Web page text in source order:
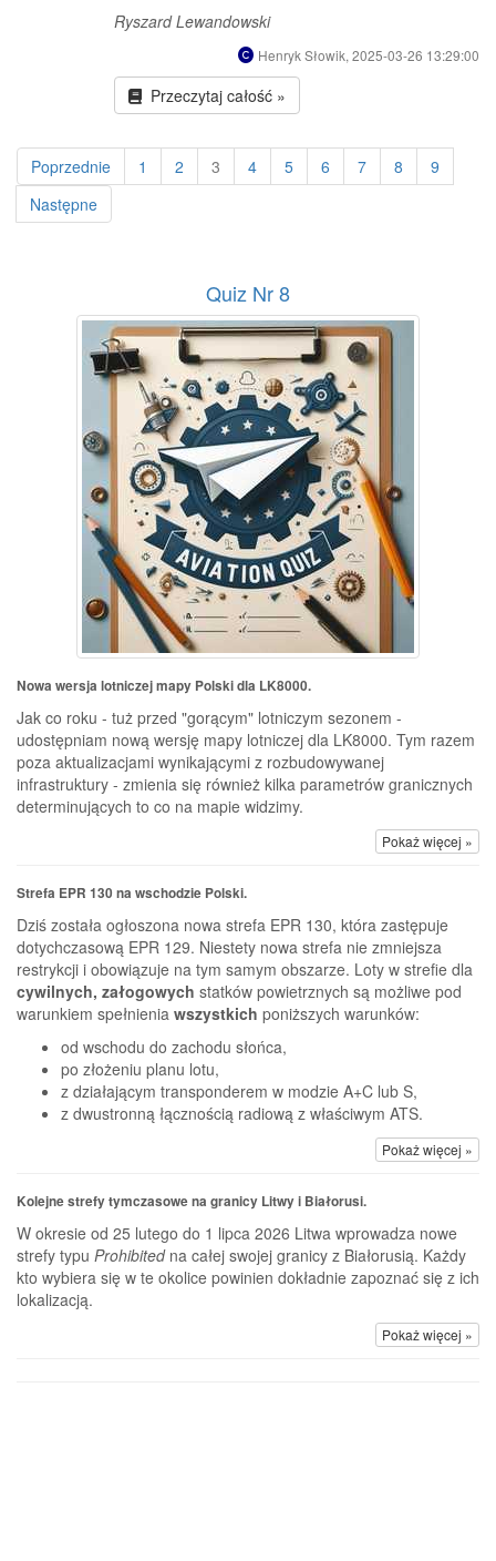
Ryszard Lewandowski
Henryk Słowik, 2025-03-26 13:29:00
Przeczytaj całość »
Poprzednie 1 2 3 4 5 6 7 8
9
Następne
Quiz Nr 8
Nowa wersja lotniczej mapy Polski dla LK8000.
Jak co roku - tuż przed "gorącym" lotniczym sezonem -
udostępniam nową wersję mapy lotniczej dla LK8000. Tym razem
poza aktualizacjami wynikającymi z rozbudowywanej
infrastruktury - zmienia się również kilka parametrów granicznych
determinujących to co na mapie widzimy.
Pokaż więcej »
Strefa EPR 130 na wschodzie Polski.
Dziś została ogłoszona nowa strefa EPR 130, która zastępuje
dotychczasową EPR 129. Niestety nowa strefa nie zmniejsza
restrykcji i obowiązuje na tym samym obszarze. Loty w strefie dla
cywilnych, załogowych statków powietrznych są możliwe pod
warunkiem spełnienia wszystkich poniższych warunków:
od wschodu do zachodu słońca,
po złożeniu planu lotu,
z działającym transponderem w modzie A+C lub S,
z dwustronną łącznością radiową z właściwym ATS.
Pokaż więcej »
Kolejne strefy tymczasowe na granicy Litwy i Białorusi.
W okresie od 25 lutego do 1 lipca 2026 Litwa wprowadza nowe
strefy typu Prohibitedna całej swojej granicy z Białorusią. Każdy
kto wybiera się w te okolice powinien dokładnie zapoznać się z ich
lokalizacją.
Pokaż więcej »